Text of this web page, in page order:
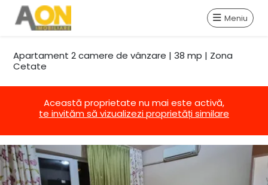
Meniu
Apartament 2 camere de vânzare | 38 mp | Zona
Cetate
Această proprietate nu mai este activă,
te invităm să vizualizezi proprietăți similare